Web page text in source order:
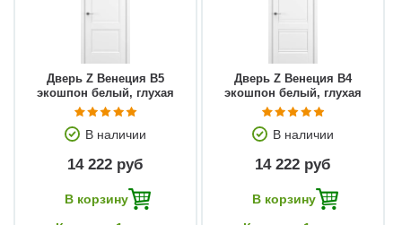
Дверь Z Венеция В5
экошпон белый, глухая
В наличии
14 222 руб
В корзину
Дверь Z Венеция В4
экошпон белый, глухая
В наличии
14 222 руб
В корзину